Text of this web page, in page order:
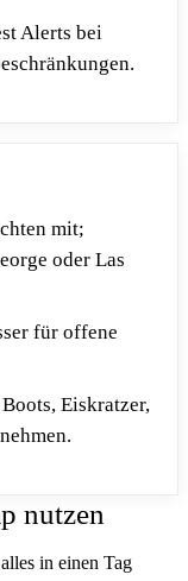
Alerts bei
mit;
oder Las
für offene
Eiskratzer,
nutzen
in einen Tag